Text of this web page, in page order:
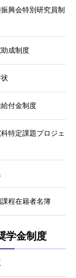
興会特別研究員制
成制度
付金制度
特定課題プロジェ
程在籍者名簿
学金制度